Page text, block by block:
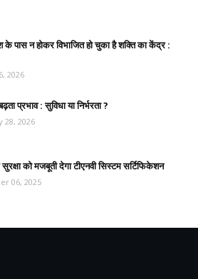
पास न होकर विभाजित हो चुका है शक्ति का केंद्र :
2026
प्रभाव : सुविधा या निर्भरता ?
28, 2026
को मजबूती देगा टीएनवी सिस्टम सर्टिफिकेशन
06, 2025